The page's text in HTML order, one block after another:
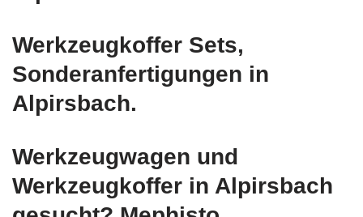
Werkzeugkoffer Sets,
Sonderanfertigungen in
Alpirsbach.
Werkzeugwagen und
Werkzeugkoffer in Alpirsbach